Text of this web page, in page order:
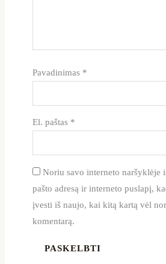
Pavadinimas *
El. paštas *
Noriu savo interneto naršyklėje
pašto adresą ir interneto puslapį,
įvesti iš naujo, kai kitą kartą vėl
komentarą.